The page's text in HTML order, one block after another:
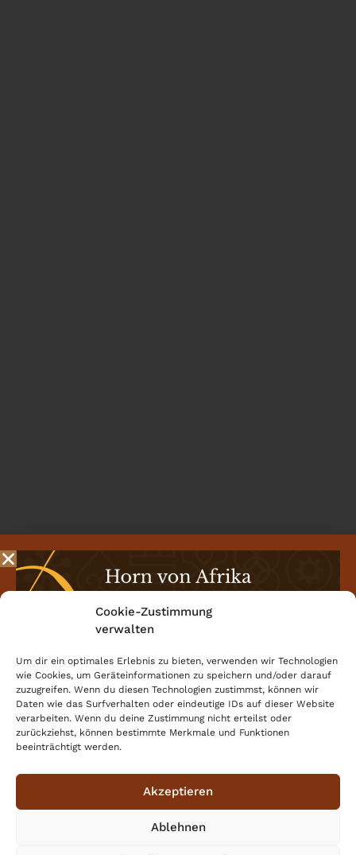
Cookie-Zustimmung
verwalten
Um dir ein optimales Erlebnis zu bieten, verwenden wir Technologien
wie Cookies, um Geräteinformationen zu speichern und/oder darauf
zuzugreifen. Wenn du diesen Technologien zustimmst, können wir
Daten wie das Surfverhalten oder eindeutige IDs auf dieser Website
verarbeiten. Wenn du deine Zustimmung nicht erteilst oder
zurückziehst, können bestimmte Merkmale und Funktionen
beeinträchtigt werden.
Akzeptieren
Ablehnen